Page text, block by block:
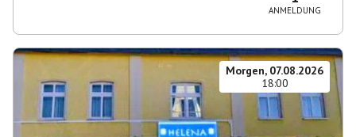
ANMELDUNG
Morgen, 07.08.2026
18:00